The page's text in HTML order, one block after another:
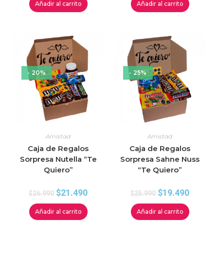
Añadir al carrito Añadir al carrito
- 20%
Amistad
Caja de Regalos
Sorpresa Nutella “Te
Quiero”
$26.990 $21.490
Añadir al carrito
- 25%
Amistad
Caja de Regalos
Sorpresa Sahne Nuss
“Te Quiero”
$25.990 $19.490
Añadir al carrito